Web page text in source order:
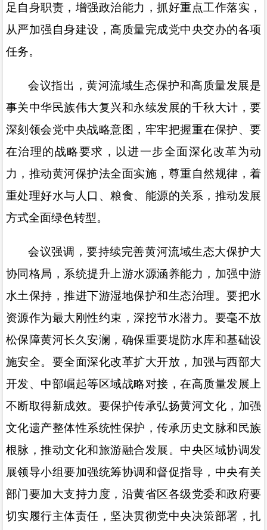
足自身职责，增强政治能力，抓好重点工作落实，
从严加强自身建设，高质量完成党中央交办的各项
任务。
会议指出，黄河流域生态保护和高质量发展是
事关中华民族伟大复兴和永续发展的千秋大计，要
深刻领会党中央战略意图，牢牢把握重在保护、要
在治理的战略要求，以进一步全面深化改革为动
力，推动黄河保护法全面实施，尊重自然规律，着
重处理好水与人口、粮食、能源的关系，推动发展
方式全面绿色转型。
会议强调，要持续完善黄河流域生态大保护大
协同格局，系统提升上游水源涵养能力，加强中游
水土保持，推进下游湿地保护和生态治理。要把水
资源作为最大刚性约束，深挖节水潜力。要毫不放
松保障黄河长久安澜，确保重要堤防水库和基础设
施安全。要全面深化改革扩大开放，加强与西部大
开发、中部崛起等区域战略对接，在高质量发展上
不断取得新成效。要保护传承弘扬黄河文化，加强
文化遗产整体性系统性保护，传承历史文脉和民族
根脉，推动文化和旅游融合发展。中央区域协调发
展领导小组要加强统筹协调和督促指导，中央有关
部门要加大支持力度，沿黄省区各级党委和政府要
切实履行主体责任，坚决贯彻党中央决策部署，扎